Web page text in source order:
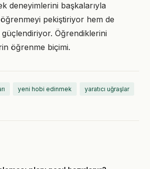
deneyimlerini başkalarıyla
pekiştiriyor hem de
Öğrendiklerini
öğrenme biçimi.
yeni hobi edinmek yaratıcı uğraşlar